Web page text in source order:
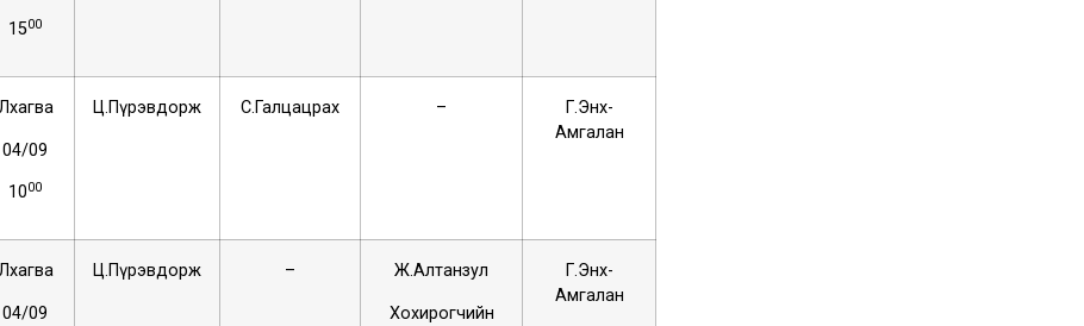
1500
04/09
1000
Ц.Пүрэвдорж С.Галцацрах –
Г.Энх-
Амгалан
04/09
Ц.Пүрэвдорж – Ж.Алтанзул
Хохирогчийн
Г.Энх-
Амгалан